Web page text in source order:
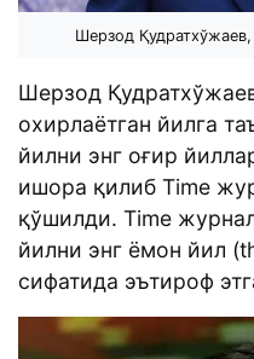
Шерзод
Шерзод
охирлаётган йилга
йилни энг оғир
ишора қилиб Time
қўшилди. Time
йилни энг ёмон йил
сифатида эътироф